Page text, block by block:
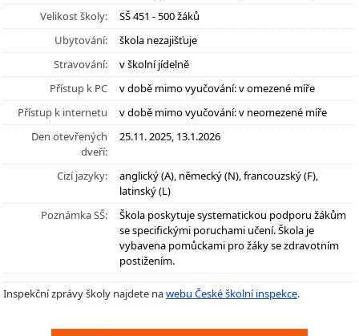
Velikost školy:
SŠ 451 - 500 žáků
Ubytování:
škola nezajišťuje
Stravování:
v školní jídelně
Přístup k PC
v době mimo vyučování: v omezené míře
Přístup k internetu
v době mimo vyučování: v neomezené míře
Den otevřených
dveří:
25.11. 2025, 13.1.2026
Cizí jazyky:
anglický (A), německý (N), francouzský (F),
latinský (L)
Poznámka SŠ:
Škola poskytuje systematickou podporu žákům
se specifickými poruchami učení. Škola je
vybavena pomůckami pro žáky se zdravotním
postižením.
Inspekční zprávy školy najdete nawebu České školní inspekce.